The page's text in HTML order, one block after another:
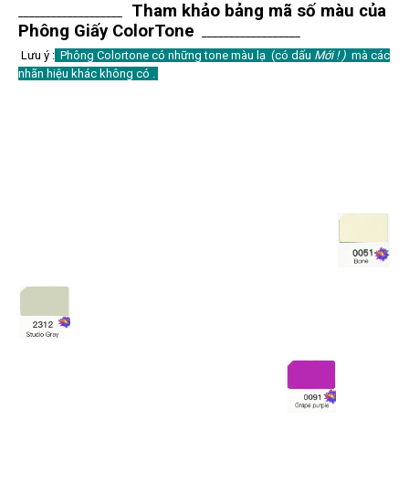
Tham khảo bảng mã số màu của
Phông Giấy ColorTone
Lưu ý : Phông Colortone có những tone màu lạ (có dấu Mới ! ) mà các
nhãn hiệu khác không có .